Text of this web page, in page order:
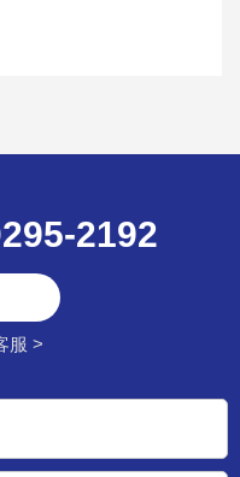
2192
服 >